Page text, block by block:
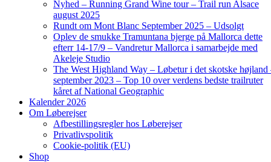
Nyhed – Running Grand Wine tour – Trail run Alsace
august 2025
Rundt om Mont Blanc September 2025 – Udsolgt
Oplev de smukke Tramuntana bjerge på Mallorca dette
efterr 14-17/9 – Vandretur Mallorca i samarbejde med
Akeleje Studio
The West Highland Way – Løbetur i det skotske højland
september 2023 – Top 10 over verdens bedste trailruter
kåret af National Geographic
Kalender 2026
Om Løberejser
Afbestillingsregler hos Løberejser
Privatlivspolitik
Cookie-politik (EU)
Shop